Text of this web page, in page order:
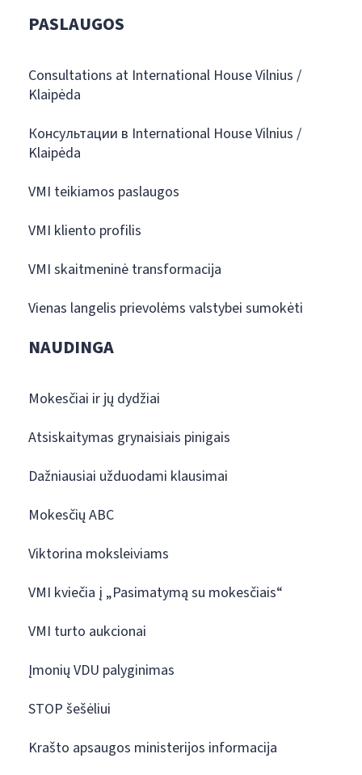
PASLAUGOS
Consultations at International House Vilnius /
Klaipėda
Консультации в International House Vilnius /
Klaipėda
VMI teikiamos paslaugos
VMI kliento profilis
VMI skaitmeninė transformacija
Vienas langelis prievolėms valstybei sumokėti
NAUDINGA
Mokesčiai ir jų dydžiai
Atsiskaitymas grynaisiais pinigais
Dažniausiai užduodami klausimai
Mokesčių ABC
Viktorina moksleiviams
VMI kviečia į „Pasimatymą su mokesčiais“
VMI turto aukcionai
Įmonių VDU palyginimas
STOP šešėliui
Krašto apsaugos ministerijos informacija